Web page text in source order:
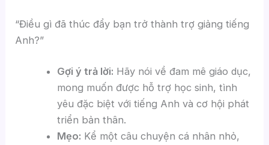
“Điều gì đã thúc đẩy bạn trở thành trợ giảng tiếng
Anh?”
Gợi ý trả lời: Hãy nói về đam mê giáo dục,
mong muốn được hỗ trợ học sinh, tình
yêu đặc biệt với tiếng Anh và cơ hội phát
triển bản thân.
Mẹo: Kể một câu chuyện cá nhân nhỏ,